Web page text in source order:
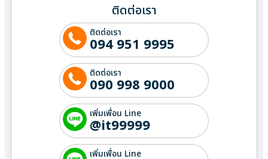
ติดต่อเรา
ติดต่อเรา
094 951 9995
ติดต่อเรา
090 998 9000
เพิ่มเพื่อน Line
@it99999
เพิ่มเพื่อน Line